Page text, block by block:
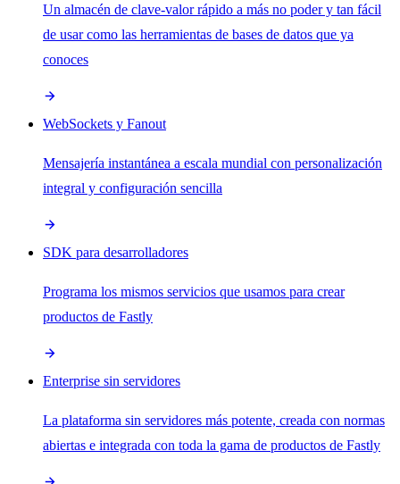
Un almacén de clave-valor rápido a más no poder y tan fácil
de usar como las herramientas de bases de datos que ya
conoces
WebSockets y Fanout
Mensajería instantánea a escala mundial con personalización
integral y configuración sencilla
SDK para desarrolladores
Programa los mismos servicios que usamos para crear
productos de Fastly
Enterprise sin servidores
La plataforma sin servidores más potente, creada con normas
abiertas e integrada con toda la gama de productos de Fastly